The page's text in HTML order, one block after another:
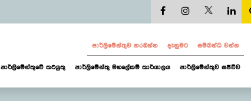
පාර්ලි‌මේන්තුව නරඹන්න දැනුමට සම්බන්ධ වන්න
පාර්ලිමේන්තුවේ කටයුතු පාර්ලිමේන්තු මහලේකම් කාර්යාලය පාර්ලිමේන්තුව සජීවීව